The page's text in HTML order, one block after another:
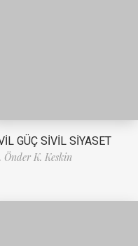
GÜÇ SİVİL SİYASET
Önder K. Keskin